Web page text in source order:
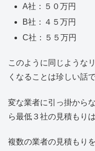
A社：５０万円
B社：４５万円
C社：５５万円
このように同じような
くなることは珍しい話
変な業者に引っ掛から
ら最低３社の見積もり
複数の業者の見積もり